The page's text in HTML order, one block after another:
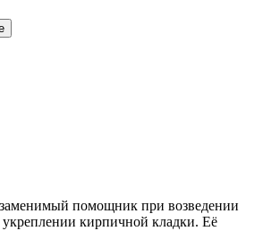
помощник при возведении
кирпичной кладки. Её